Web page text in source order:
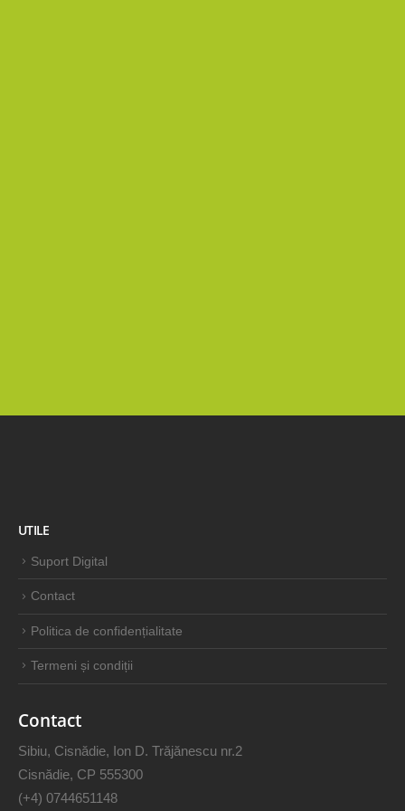
UTILE
Suport Digital
Contact
Politica de confidențialitate
Termeni și condiții
Contact
Sibiu, Cisnădie, Ion D. Trăjănescu nr.2
Cisnădie, CP 555300
(+4) 0744651148